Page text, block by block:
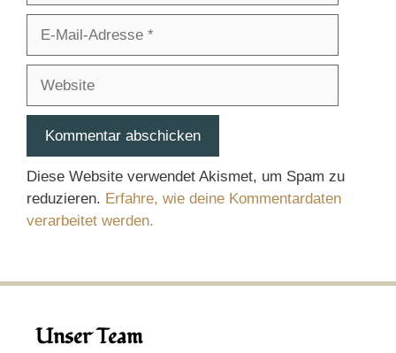
Adresse
Diese Website verwendet Akismet, um Spam zu
reduzieren. Erfahre, wie deine Kommentardaten
verarbeitet werden.
Unser Team